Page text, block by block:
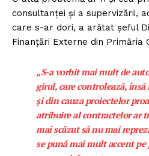
consultanței și a supervizării,
care s-ar dori, a arătat șeful
Finanțări Externe din Primăria
„S-a vorbit mai mult de
girul, care controlează,
și din cauza proiectelor
atribuire al contractelor ar
mai scăzut să nu mai
se pună mai mult accent